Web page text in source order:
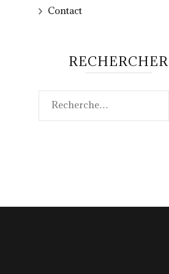
Contact
RECHERCHER
Rechercher :